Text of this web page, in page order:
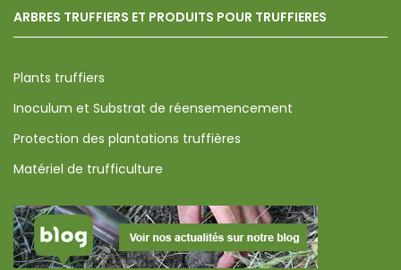
ARBRES TRUFFIERS ET PRODUITS POUR TRUFFIERES
Plants truffiers
Inoculum et Substrat de réensemencement
Protection des plantations truffières
Matériel de trufficulture